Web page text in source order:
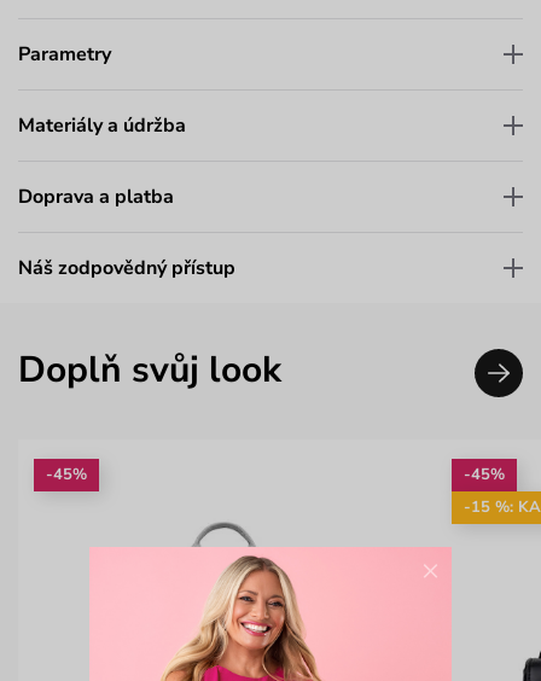
Parametry
Materiály a údržba
Doprava a platba
Náš zodpovědný přístup
Doplň svůj look
-45%
-45%
-15 %:
×